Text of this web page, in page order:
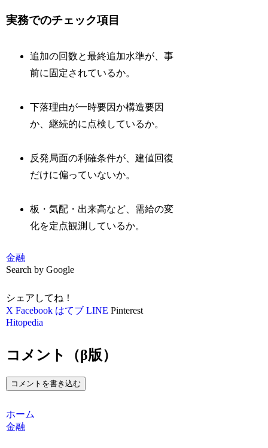
実務でのチェック項目
追加の回数と最終追加水準が、事
前に固定されているか。
下落理由が一時要因か構造要因
か、継続的に点検しているか。
反発局面の利確条件が、建値回復
だけに偏っていないか。
板・気配・出来高など、需給の変
化を定点観測しているか。
金融
Search by Google
シェアしてね！
X Facebook はてブ LINE Pinterest
Hitopedia
コメント（β版）
コメントを書き込む
ホーム
金融